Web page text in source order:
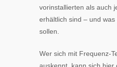
vorinstallierten als auch
erhältlich sind – und
sollen.
Wer sich mit Frequenz-